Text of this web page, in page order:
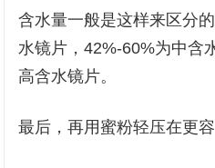
含水量一般是这样来区分
水镜片，42%-60%为中含
高含水镜片。
最后，再用蜜粉轻压在更